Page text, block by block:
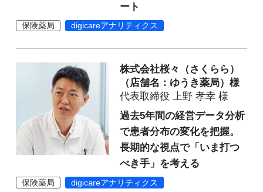
ート
保険薬局 digicareアナリティクス
株式会社桜々（さくらら）
（店舗名：ゆうき薬局）様
代表取締役 上野 孝幸 様
過去5年間の経営データ分析
で患者分布の変化を把握。
長期的な視点で「いま打つ
べき手」を考える
保険薬局 digicareアナリティクス